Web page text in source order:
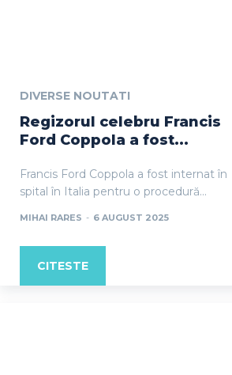
DIVERSE NOUTATI
Regizorul celebru Francis
Ford Coppola a fost...
Francis Ford Coppola a fost internat în
spital în Italia pentru o procedură...
MIHAI RARES - 6 AUGUST 2025
CITESTE